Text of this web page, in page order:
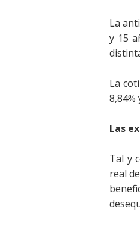
La
y 15
La
8,84%
Las
Tal y
real